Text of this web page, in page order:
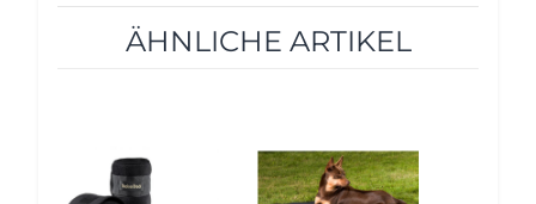
ÄHNLICHE ARTIKEL